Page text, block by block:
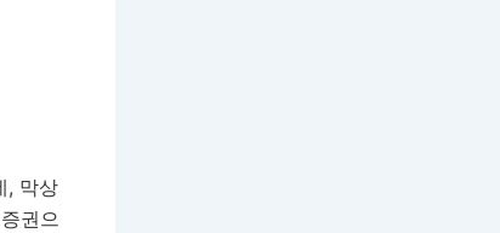
, 막상
권으